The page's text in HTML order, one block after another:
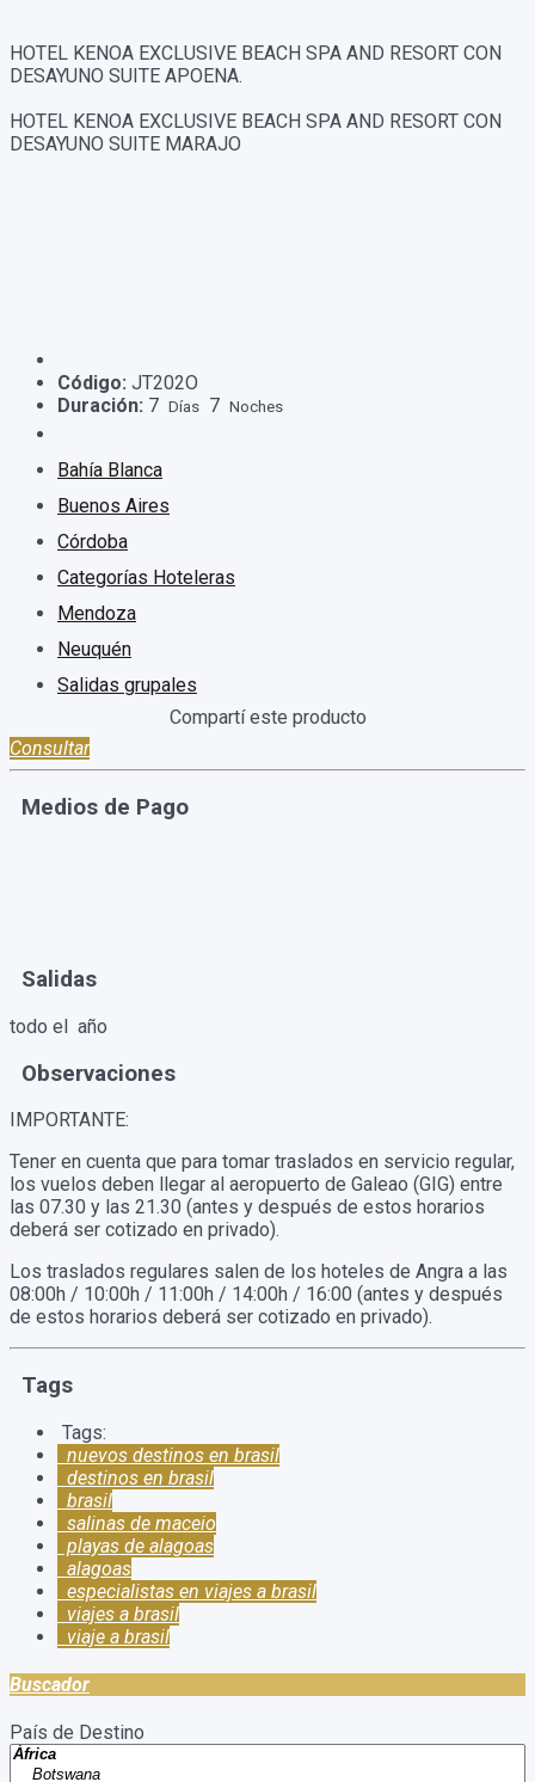
HOTEL KENOA EXCLUSIVE BEACH SPA AND RESORT CON
DESAYUNO SUITE APOENA.
HOTEL KENOA EXCLUSIVE BEACH SPA AND RESORT CON
DESAYUNO SUITE MARAJO
Código: JT202O
Duración: 7 Días 7 Noches
Bahía Blanca
Buenos Aires
Córdoba
Categorías Hoteleras
Mendoza
Neuquén
Salidas grupales
Consultar
Medios de Pago
Salidas
todo el año
Observaciones
IMPORTANTE:
Tener en cuenta que para tomar traslados en servicio regular,
los vuelos deben llegar al aeropuerto de Galeao (GIG) entre
las 07.30 y las 21.30 (antes y después de estos horarios
deberá ser cotizado en privado).
Los traslados regulares salen de los hoteles de Angra a las
08:00h / 10:00h / 11:00h / 14:00h / 16:00 (antes y después
de estos horarios deberá ser cotizado en privado).
Tags
Tags:
nuevos destinos en brasil
destinos en brasil
brasil
salinas de maceio
playas de alagoas
alagoas
especialistas en viajes a brasil
viajes a brasil
viaje a brasil
Buscador
País de Destino